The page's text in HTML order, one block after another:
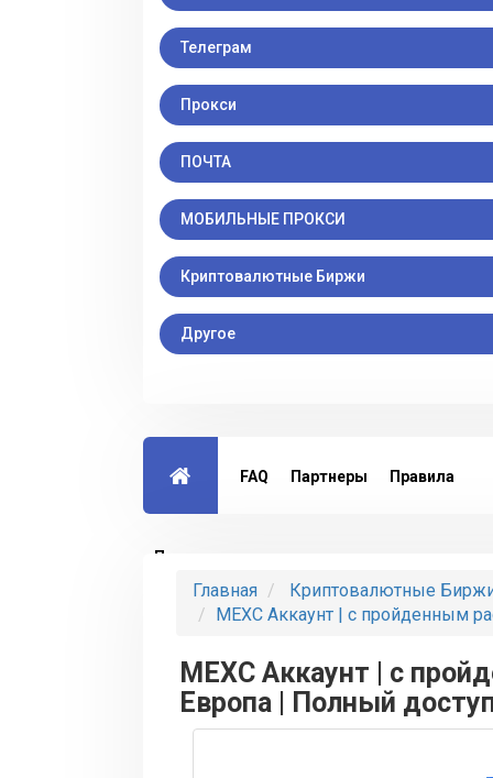
Телеграм
Прокси
ПОЧТА
МОБИЛЬНЫЕ ПРОКСИ
Криптовалютные Биржи
Другое
FAQ Партнеры Правила
Партнерская программа
Главная
Криптовалютные
MEXC Аккаунт | с пройденным
MEXC Аккаунт | с
Европа | Полный